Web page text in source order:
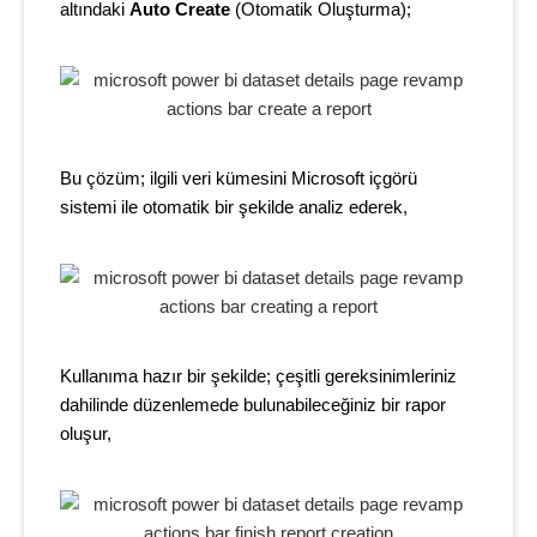
altındaki Auto Create (Otomatik Oluşturma);
Bu çözüm; ilgili veri kümesini Microsoft içgörü
sistemi ile otomatik bir şekilde analiz ederek,
Kullanıma hazır bir şekilde; çeşitli gereksinimleriniz
dahilinde düzenlemede bulunabileceğiniz bir rapor
oluşur,